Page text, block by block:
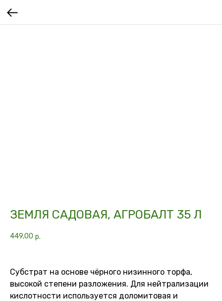
ЗЕМЛЯ САДОВАЯ, АГРОБАЛТ 35 Л
449,00 р.
Субстрат на основе чёрного низинного торфа,
высокой степени разложения. Для нейтрализации
кислотности используется доломитовая и